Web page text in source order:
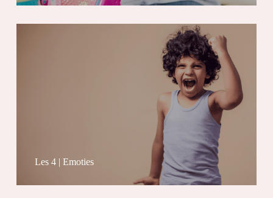
Les 4 | Emoties